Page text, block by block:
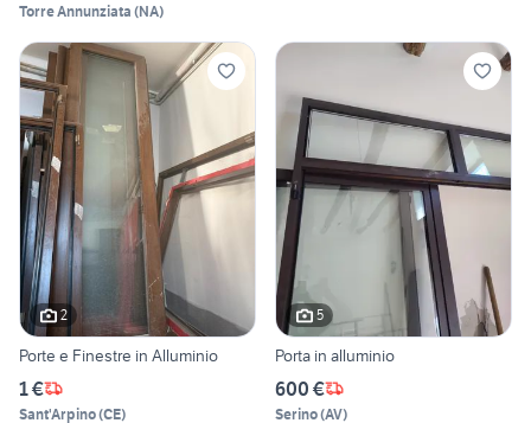
Torre Annunziata (NA)
2
Porte e Finestre in Alluminio
1 €
Sant'Arpino(CE)
5
Porta in alluminio
600 €
Serino(AV)